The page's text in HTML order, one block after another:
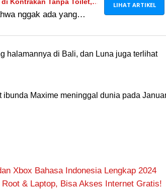
nggak ada yang
LIHAT ARTIKEL
halamannya di Bali, dan Luna juga terlihat
Maxime meninggal dunia pada
Xbox Bahasa Indonesia Lengkap 2024
& Laptop, Bisa Akses Internet Gratis!